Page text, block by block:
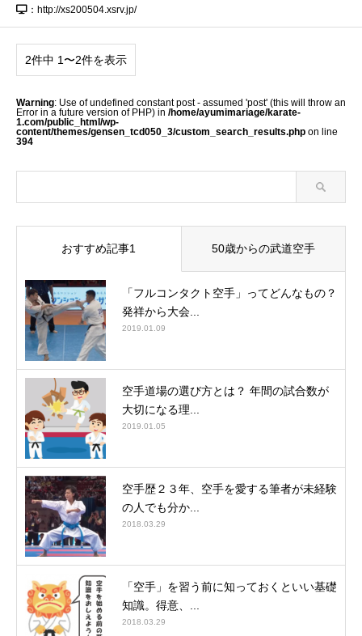
：http://xs200504.xsrv.jp/
2件中 1〜2件を表示
Warning: Use of undefined constant post - assumed 'post' (this will throw an
Error in a future version of PHP) in /home/ayumimariage/karate-
1.com/public_html/wp-
content/themes/gensen_tcd050_3/custom_search_results.php on line
394
おすすめ記事1 50歳からの武道空手
「フルコンタクト空手」ってどんなもの？
発祥から大会...
2019.01.09
空手道場の選び方とは？ 年間の試合数が
大切になる理...
2019.01.05
空手歴２３年、空手を愛する筆者が未経験
の人でも分か...
2018.03.29
「空手」を習う前に知っておくといい基礎
知識。得意、...
2018.03.29